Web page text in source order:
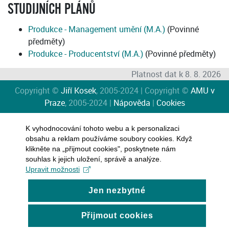
STUDIJNÍCH PLÁNŮ
Produkce - Management umění (M.A.) (Povinné
předměty)
Produkce - Producentství (M.A.) (Povinné předměty)
Platnost dat k 8. 8. 2026
Copyright © Jiří Kosek, 2005-2024 | Copyright © AMU v
Praze, 2005-2024 | Nápověda | Cookies
K vyhodnocování tohoto webu a k personalizaci
obsahu a reklam používáme soubory cookies. Když
klikněte na „přijmout cookies", poskytnete nám
souhlas k jejich uložení, správě a analýze.
Upravit možnosti
Jen nezbytné
Přijmout cookies